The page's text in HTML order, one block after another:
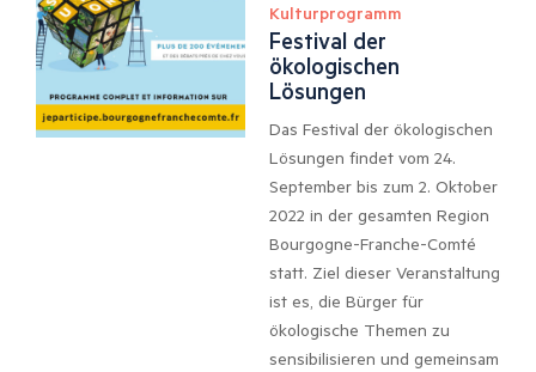
Kulturprogramm
Festival der
ökologischen
Lösungen
Das Festival der ökologischen
Lösungen findet vom 24.
September bis zum 2. Oktober
2022 in der gesamten Region
Bourgogne-Franche-Comté
statt. Ziel dieser Veranstaltung
ist es, die Bürger für
ökologische Themen zu
sensibilisieren und gemeinsam